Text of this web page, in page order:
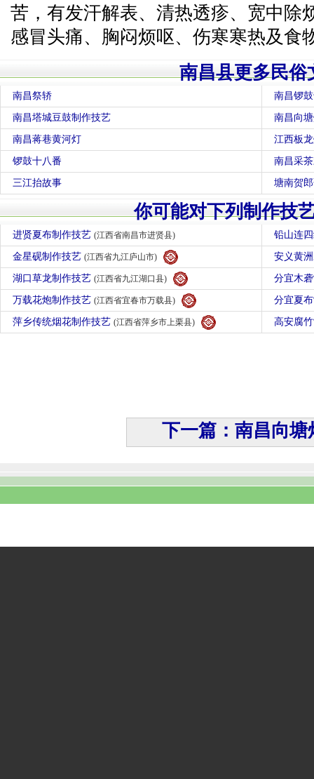
苦，有发汗解表、清热透疹、宽中除
感冒头痛、胸闷烦呕、伤寒寒热及食
南昌县更多民俗
南昌祭轿 南昌锣
南昌塔城豆鼓制作技艺 南昌向
南昌蒋巷黄河灯 江西板
锣鼓十八番 南昌采
三江抬故事 塘南贺
你可能对下列制作技
进贤夏布制作技艺 (江西省南昌市进贤县) 铅山连
金星砚制作技艺 (江西省九江庐山市) 安义黄
湖口草龙制作技艺 (江西省九江湖口县) 分宜木
万载花炮制作技艺 (江西省宜春市万载县) 分宜夏
萍乡传统烟花制作技艺 (江西省萍乡市上栗县) 高安腐
下一篇：南昌向塘